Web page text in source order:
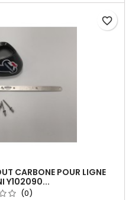
CARBONE POUR LIGNE
Y102090...
(0)
favorite_border